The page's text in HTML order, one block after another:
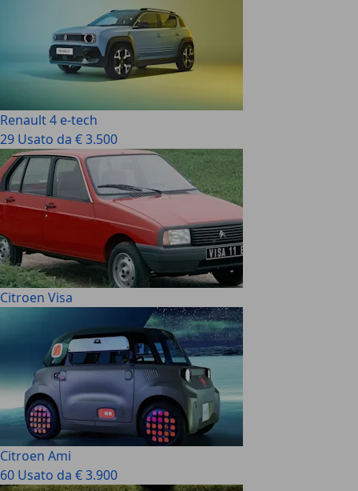
Renault 4 e-tech
29 Usato da € 3.500
Citroen Visa
Citroen Ami
60 Usato da € 3.900